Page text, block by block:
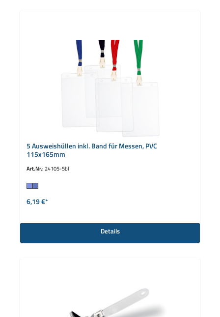
5 Ausweishüllen inkl. Band für Messen, PVC
115x165mm
Art.Nr.:24105-5bl
Farbe
6,19 €*
Details